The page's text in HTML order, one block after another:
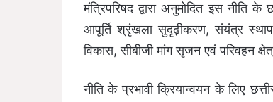
मंत्रिपरिषद द्वारा अनुमोदित इस
आपूर्ति श्रृंखला सुदृढ़ीकरण, संयंत्र
विकास, सीबीजी मांग सृजन एवं परिवहन
नीति के प्रभावी क्रियान्वयन के लिए